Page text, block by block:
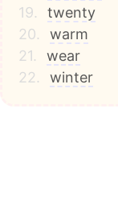
19.
twenty
20.
warm
21.
wear
22.
winter